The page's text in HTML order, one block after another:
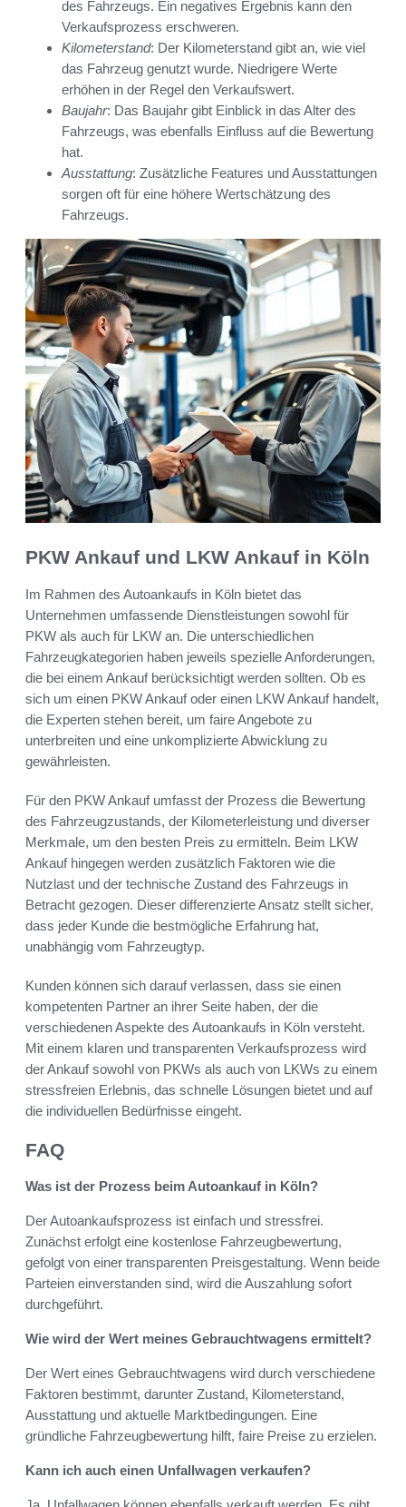
des Fahrzeugs. Ein negatives Ergebnis kann den
Verkaufsprozess erschweren.
Kilometerstand: Der Kilometerstand gibt an, wie viel
das Fahrzeug genutzt wurde. Niedrigere Werte
erhöhen in der Regel den Verkaufswert.
Baujahr: Das Baujahr gibt Einblick in das Alter des
Fahrzeugs, was ebenfalls Einfluss auf die Bewertung
hat.
Ausstattung: Zusätzliche Features und Ausstattungen
sorgen oft für eine höhere Wertschätzung des
Fahrzeugs.
PKW Ankauf und LKW Ankauf in Köln
Im Rahmen des Autoankaufs in Köln bietet das
Unternehmen umfassende Dienstleistungen sowohl für
PKW als auch für LKW an. Die unterschiedlichen
Fahrzeugkategorien haben jeweils spezielle Anforderungen,
die bei einem Ankauf berücksichtigt werden sollten. Ob es
sich um einen PKW Ankauf oder einen LKW Ankauf handelt,
die Experten stehen bereit, um faire Angebote zu
unterbreiten und eine unkomplizierte Abwicklung zu
gewährleisten.
Für den PKW Ankauf umfasst der Prozess die Bewertung
des Fahrzeugzustands, der Kilometerleistung und diverser
Merkmale, um den besten Preis zu ermitteln. Beim LKW
Ankauf hingegen werden zusätzlich Faktoren wie die
Nutzlast und der technische Zustand des Fahrzeugs in
Betracht gezogen. Dieser differenzierte Ansatz stellt sicher,
dass jeder Kunde die bestmögliche Erfahrung hat,
unabhängig vom Fahrzeugtyp.
Kunden können sich darauf verlassen, dass sie einen
kompetenten Partner an ihrer Seite haben, der die
verschiedenen Aspekte des Autoankaufs in Köln versteht.
Mit einem klaren und transparenten Verkaufsprozess wird
der Ankauf sowohl von PKWs als auch von LKWs zu einem
stressfreien Erlebnis, das schnelle Lösungen bietet und auf
die individuellen Bedürfnisse eingeht.
FAQ
Was ist der Prozess beim Autoankauf in Köln?
Der Autoankaufsprozess ist einfach und stressfrei.
Zunächst erfolgt eine kostenlose Fahrzeugbewertung,
gefolgt von einer transparenten Preisgestaltung. Wenn beide
Parteien einverstanden sind, wird die Auszahlung sofort
durchgeführt.
Wie wird der Wert meines Gebrauchtwagens ermittelt?
Der Wert eines Gebrauchtwagens wird durch verschiedene
Faktoren bestimmt, darunter Zustand, Kilometerstand,
Ausstattung und aktuelle Marktbedingungen. Eine
gründliche Fahrzeugbewertung hilft, faire Preise zu erzielen.
Kann ich auch einen Unfallwagen verkaufen?